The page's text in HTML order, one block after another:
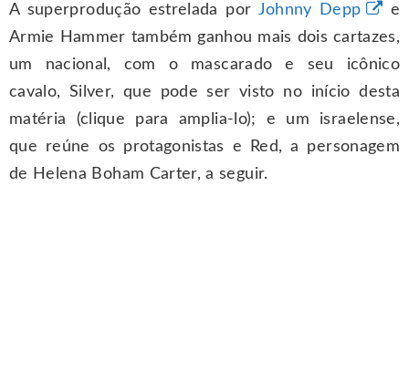
A superprodução estrelada por Johnny Depp
e
Armie Hammer também ganhou mais dois cartazes,
um nacional, com o mascarado e seu icônico
cavalo, Silver, que pode ser visto no início desta
matéria (clique para amplia-lo); e um israelense,
que reúne os protagonistas e Red, a personagem
de Helena Boham Carter, a seguir.